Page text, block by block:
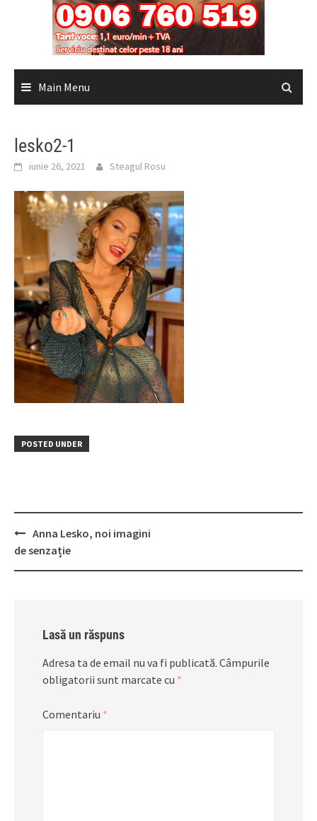
Main Menu
lesko2-1
iunie 26, 2021 Steagul Rosu
POSTED UNDER
Post
navigation
Anna Lesko, noi imagini
de senzație
Lasă un răspuns
Adresa ta de email nu va fi publicată. Câmpurile
obligatorii sunt marcate cu *
Comentariu *